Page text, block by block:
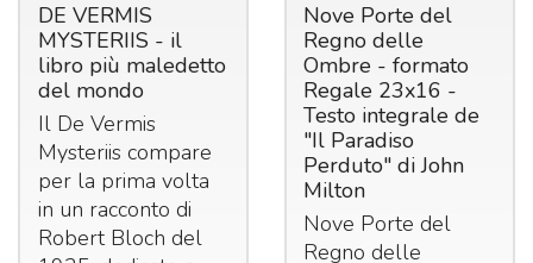
DE VERMIS
MYSTERIIS - il
libro più maledetto
del mondo
Il De Vermis
Mysteriis compare
per la prima volta
in un racconto di
Robert Bloch del
Nove Porte del
Regno delle
Ombre - formato
Regale 23x16 -
Testo integrale de
"Il Paradiso
Perduto" di John
Milton
Nove Porte del
Regno delle